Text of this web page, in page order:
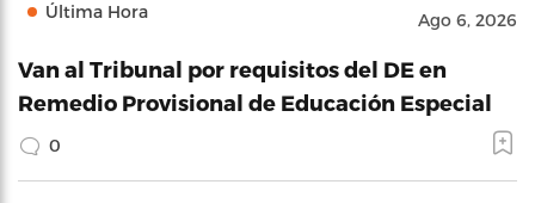
Última Hora Ago 6, 2026
Van al Tribunal por requisitos del DE en
Remedio Provisional de Educación Especial
0